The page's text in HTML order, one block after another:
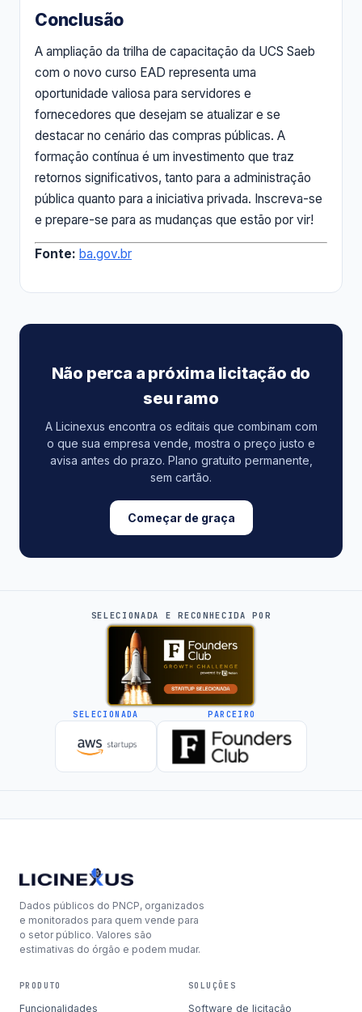
Conclusão
A ampliação da trilha de capacitação da UCS Saeb
com o novo curso EAD representa uma
oportunidade valiosa para servidores e
fornecedores que desejam se atualizar e se
destacar no cenário das compras públicas. A
formação contínua é um investimento que traz
retornos significativos, tanto para a administração
pública quanto para a iniciativa privada. Inscreva-se
e prepare-se para as mudanças que estão por vir!
Fonte: ba.gov.br
Não perca a próxima licitação do
seu ramo
A Licinexus encontra os editais que combinam com
o que sua empresa vende, mostra o preço justo e
avisa antes do prazo. Plano gratuito permanente,
sem cartão.
Começar de graça
SELECIONADA E RECONHECIDA POR
SELECIONADA PARCEIRO
Dados públicos do PNCP, organizados
e monitorados para quem vende para
o setor público. Valores são
estimativas do órgão e podem mudar.
PRODUTO
Funcionalidades
SOLUÇÕES
Software de licitação